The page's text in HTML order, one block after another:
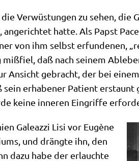
Ver­wü­stun­gen zu sehen, die
hat­te. Als Papst
von ihm selbst erfun­de­nen,
daß nach sei­nem
Ansicht gebracht, der bei
erha­be­ner Pati­ent erstaunt
kei­ne inne­ren Ein­grif­fe
Gale­az­zi Lisi vor Eugè­ne
und dräng­te ihn, den
dazu habe der erlauch­te